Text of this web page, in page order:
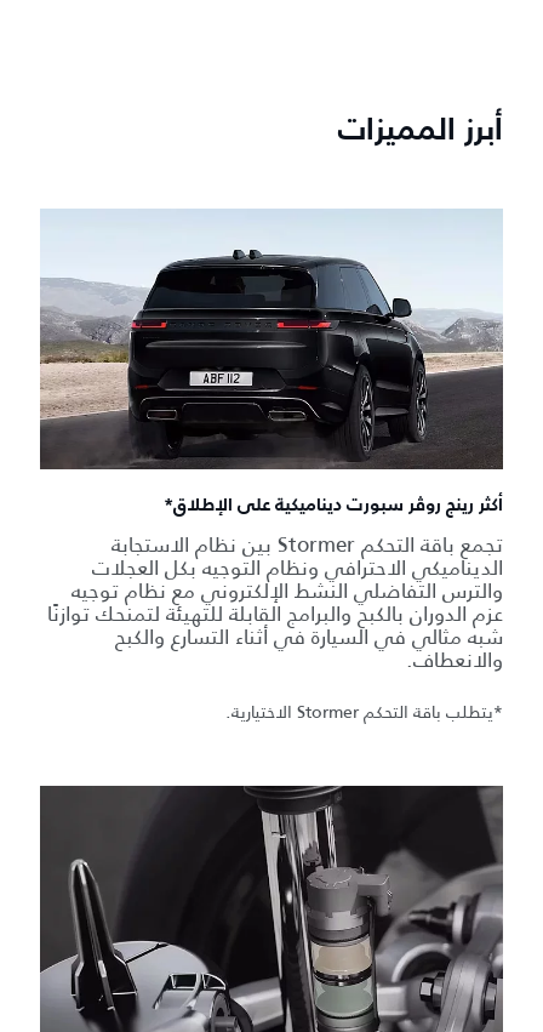
أبرز المميزات
أكثر رينج روڤر سبورت ديناميكية على الإطلاق*
تجمع باقة التحكم Stormer بين نظام الاستجابة
الديناميكي الاحترافي ونظام التوجيه بكل العجلات
والترس التفاضلي النشط الإلكتروني مع نظام توجيه
عزم الدوران بالكبح والبرامج القابلة للتهيئة لتمنحك توازنًا
شبه مثالي في السيارة في أثناء التسارع والكبح
والانعطاف.
*يتطلب باقة التحكم Stormer الاختيارية.